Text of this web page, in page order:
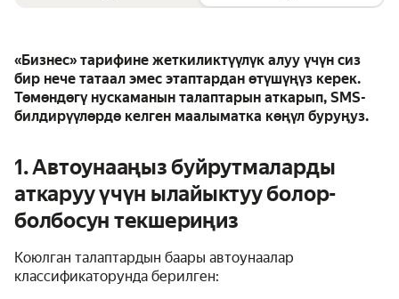
«Бизнес» тарифине жеткиликтүүлүк алуу үчүн сиз
бир нече татаал эмес этаптардан өтүшүңүз керек.
Төмөндөгү нускаманын талаптарын аткарып, SMS-
билдирүүлөрдө келген маалыматка көңүл буруңуз.
1. Автоунааңыз буйрутмаларды
аткаруу үчүн ылайыктуу болор-
болбосун текшериңиз
Коюлган талаптардын баары автоунаалар
классификаторунда берилген: